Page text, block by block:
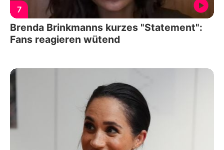
7
Brenda Brinkmanns kurzes "Statement":
Fans reagieren wütend